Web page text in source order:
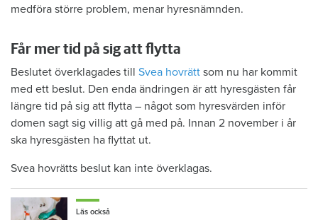
medföra större problem, menar hyresnämnden.
Får mer tid på sig att flytta
Beslutet överklagades till Svea hovrätt som nu har kommit
med ett beslut. Den enda ändringen är att hyresgästen får
längre tid på sig att flytta – något som hyresvärden inför
domen sagt sig villig att gå med på. Innan 2 november i år
ska hyresgästen ha flyttat ut.
Svea hovrätts beslut kan inte överklagas.
Läs också